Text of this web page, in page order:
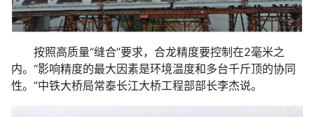
按照高质量“缝合”要求，合龙精度要控制在2毫米之
内。“影响精度的最大因素是环境温度和多台千斤顶的协同
性。”中铁大桥局常泰长江大桥工程部部长李杰说。